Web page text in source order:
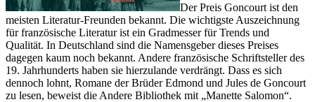
Der Preis Goncourt ist den
meisten Literatur-Freunden bekannt. Die wichtigste Auszeichnung
für französische Literatur ist ein Gradmesser für Trends und
Qualität. In Deutschland sind die Namensgeber dieses Preises
dagegen kaum noch bekannt. Andere französische Schriftsteller des
19. Jahrhunderts haben sie hierzulande verdrängt. Dass es sich
dennoch lohnt, Romane der Brüder Edmond und Jules de Goncourt
zu lesen, beweist die Andere Bibliothek mit „Manette Salomon“.